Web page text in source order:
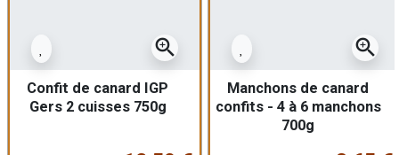
zoom_in
Confit de canard IGP
Gers 2 cuisses 750g
zoom_in
Manchons de canard
confits - 4 à 6 manchons
700g